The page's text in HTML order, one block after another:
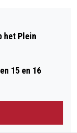
OP DE
het Plein
15 en 16